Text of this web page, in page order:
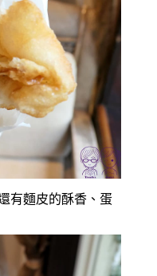
有麵皮的酥香、蛋